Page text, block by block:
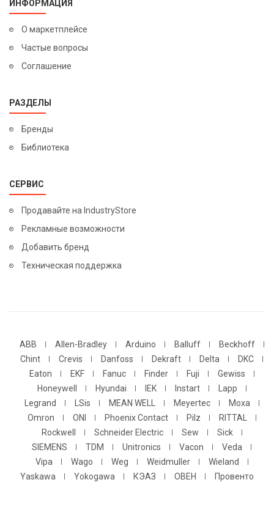
ИНФОРМАЦИЯ
О маркетплейсе
Частые вопросы
Соглашение
РАЗДЕЛЫ
Бренды
Библиотека
СЕРВИС
Продавайте на IndustryStore
Рекламные возможности
Добавить бренд
Техническая поддержка
ABB Allen-Bradley Arduino Balluff
Beckhoff
Chint
Crevis Danfoss Dekraft Delta
DKC
Eaton
EKF Fanuc Finder Fuji
Gewiss
Honeywell
Hyundai IEK Instart
Lapp
Legrand
LSis MEAN WELL Meyertec
Moxa
Omron
ONI Phoenix Contact Pilz
RITTAL
Rockwell
Schneider Electric Sew
Sick
SIEMENS
TDM Unitronics Vacon
Veda
Vipa
Wago Weg Weidmuller
Wieland
Yaskawa
Yokogawa КЭАЗ ОВЕН Провенто